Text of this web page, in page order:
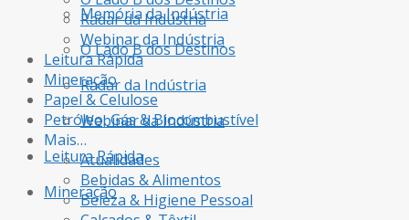
Memória da Indústria
O Lado B dos Destinos
Radar da Indústria
Webinar da Indústria
Leitura Rápida
Mineração
Radar da Indústria
Webinar da Indústria
Leitura Rápida
Mineração
Papel & Celulose
Petróleo, Gás & Biocombustível
Mais…
Atualidades
Bebidas & Alimentos
Beleza & Higiene Pessoal